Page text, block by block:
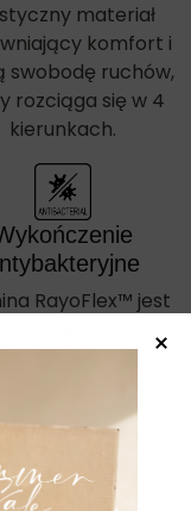
materiał
komfort i
swobodę ruchów,
rozciąga się w 4
kierunkach.
RayoFlex™ jest
rozwój